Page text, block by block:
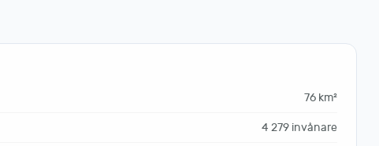
76 km²
4 279 invånare